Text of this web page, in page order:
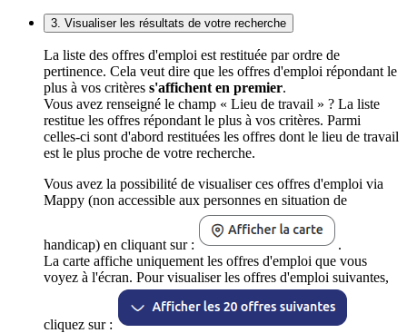
3. Visualiser les résultats de votre recherche
La liste des offres d'emploi est restituée par ordre de
pertinence. Cela veut dire que les offres d'emploi répondant le
plus à vos critères s'affichent en premier.
Vous avez renseigné le champ « Lieu de travail » ? La liste
restitue les offres répondant le plus à vos critères. Parmi
celles-ci sont d'abord restituées les offres dont le lieu de travail
est le plus proche de votre recherche.
Vous avez la possibilité de visualiser ces offres d'emploi via
Mappy (non accessible aux personnes en situation de
handicap) en cliquant sur :
.
La carte affiche uniquement les offres d'emploi que vous
voyez à l'écran. Pour visualiser les offres d'emploi suivantes,
cliquez sur :